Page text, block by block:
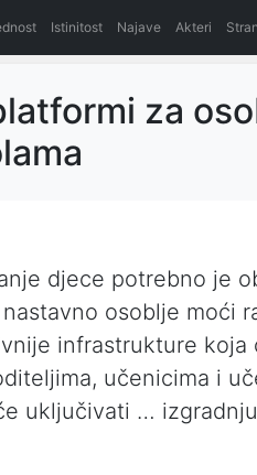
Istinitost Najave Akteri
za
djece potrebno je
osoblje moći
infrastrukture koja
učenicima i
uključivati …